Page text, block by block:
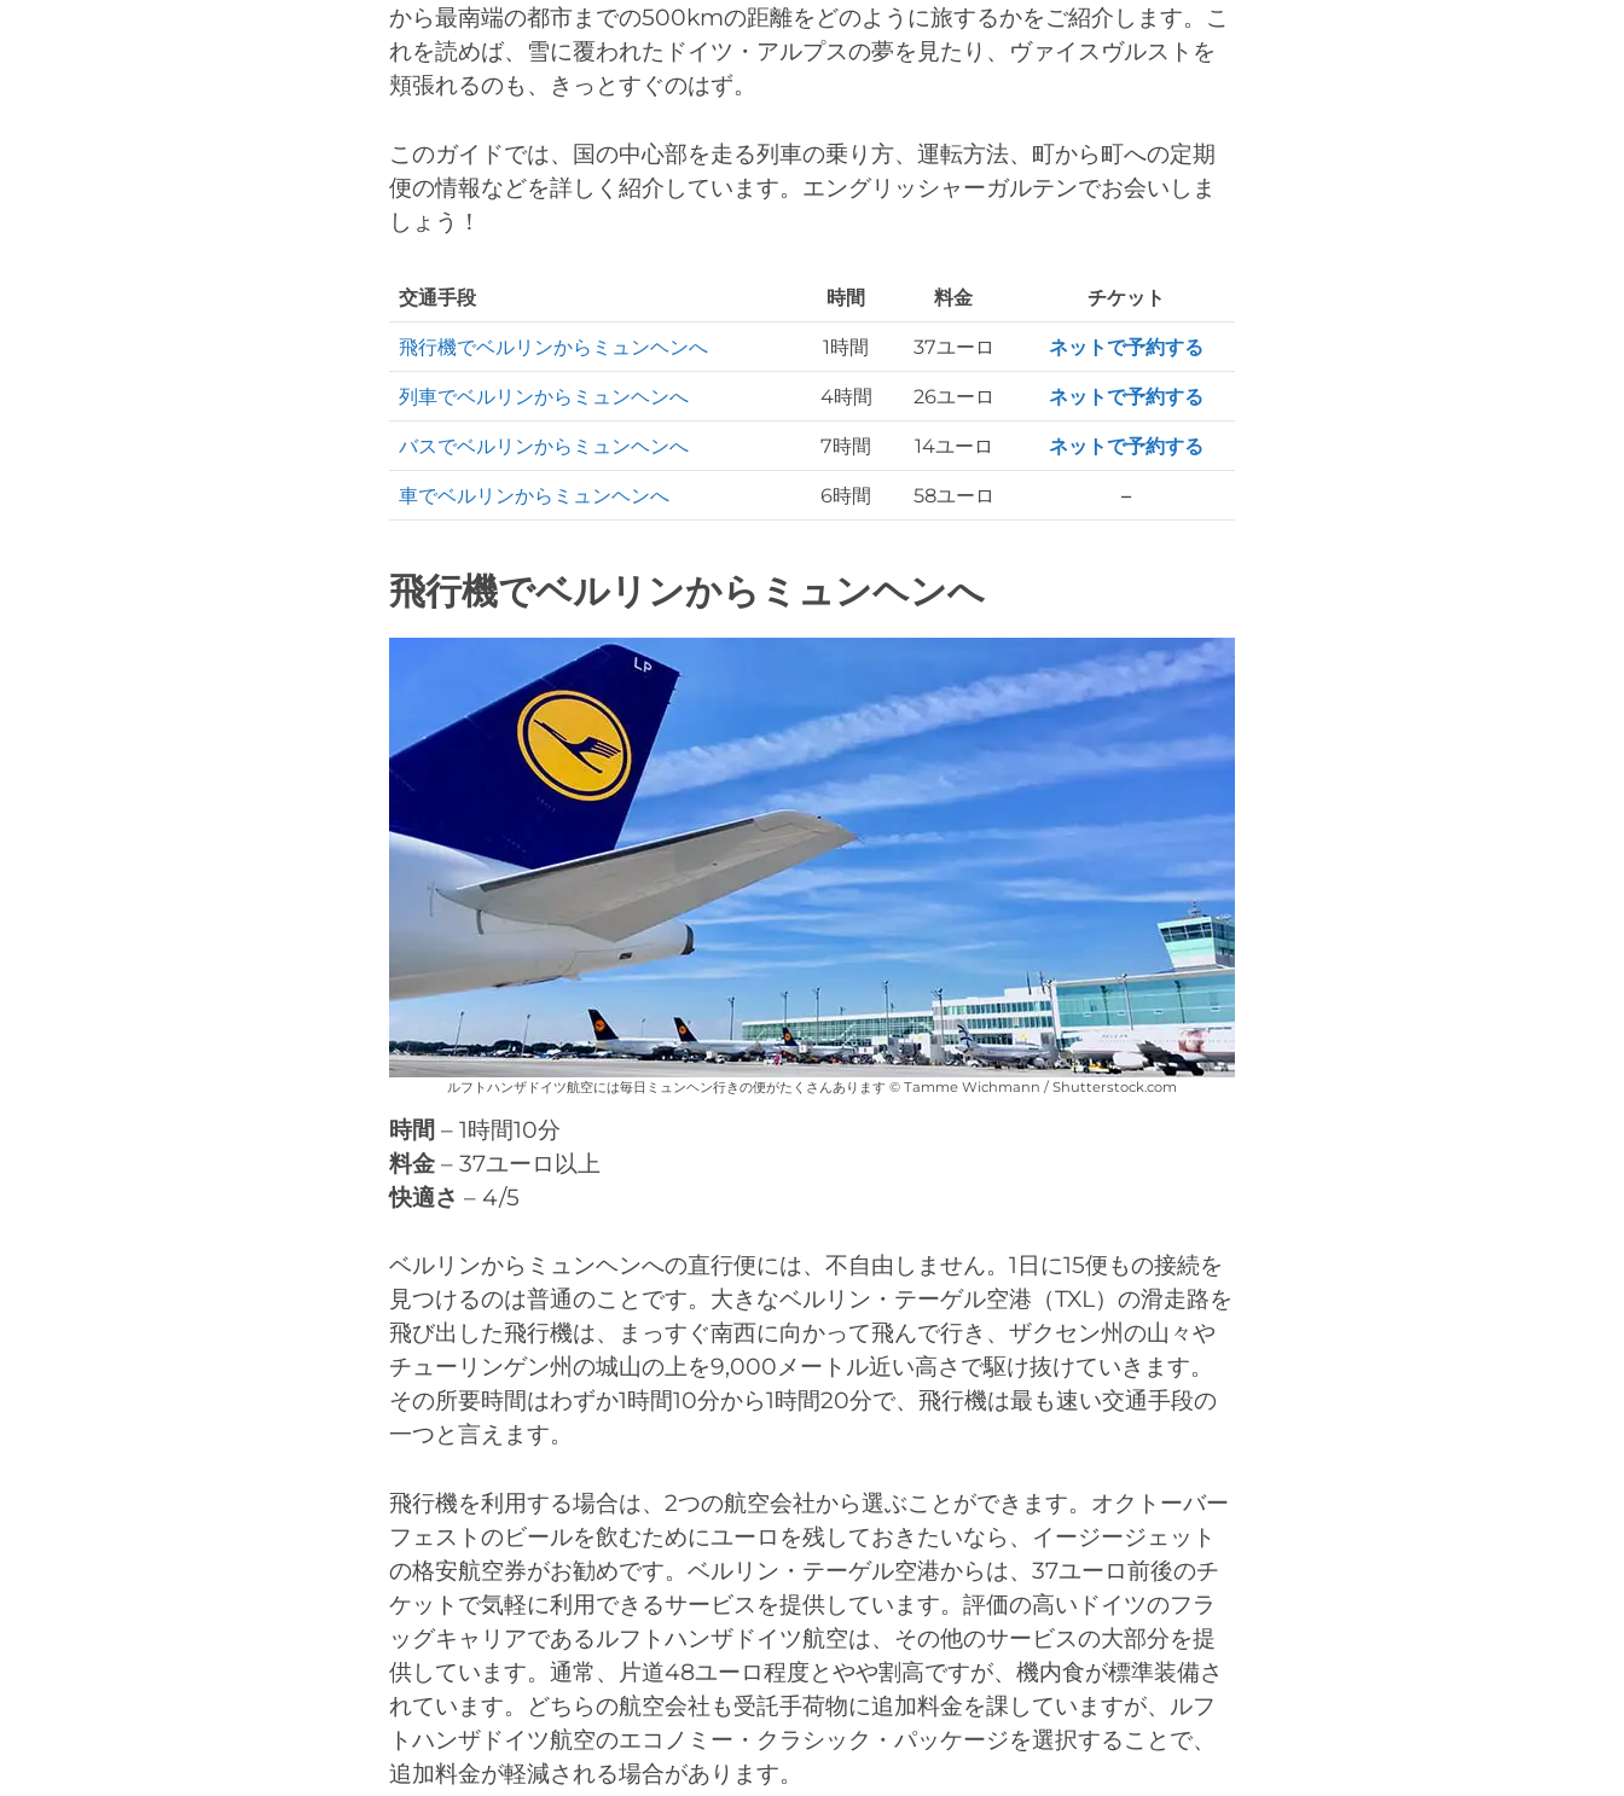
から最南端の都市までの500kmの距離をどのように旅するかをご紹介します。こ
れを読めば、雪に覆われたドイツ・アルプスの夢を見たり、ヴァイスヴルストを
頬張れるのも、きっとすぐのはず。
このガイドでは、国の中心部を走る列車の乗り方、運転方法、町から町への定期
便の情報などを詳しく紹介しています。エングリッシャーガルテンでお会いしま
しょう！
交通手段 時間 料金 チケット
飛行機でベルリンからミュンヘンへ 1時間 37ユーロ ネットで予約する
列車でベルリンからミュンヘンへ 4時間 26ユーロ ネットで予約する
バスでベルリンからミュンヘンへ 7時間 14ユーロ ネットで予約する
車でベルリンからミュンヘンへ 6時間 58ユーロ –
飛行機でベルリンからミュンヘンへ
ルフトハンザドイツ航空には毎日ミュンヘン行きの便がたくさんあります © Tamme Wichmann / Shutterstock.com
時間 – 1時間10分
料金 – 37ユーロ以上
快適さ – 4/5
ベルリンからミュンヘンへの直行便には、不自由しません。1日に15便もの接続を
見つけるのは普通のことです。大きなベルリン・テーゲル空港（TXL）の滑走路を
飛び出した飛行機は、まっすぐ南西に向かって飛んで行き、ザクセン州の山々や
チューリンゲン州の城山の上を9,000メートル近い高さで駆け抜けていきます。
その所要時間はわずか1時間10分から1時間20分で、飛行機は最も速い交通手段の
一つと言えます。
飛行機を利用する場合は、2つの航空会社から選ぶことができます。オクトーバー
フェストのビールを飲むためにユーロを残しておきたいなら、イージージェット
の格安航空券がお勧めです。ベルリン・テーゲル空港からは、37ユーロ前後のチ
ケットで気軽に利用できるサービスを提供しています。評価の高いドイツのフラ
ッグキャリアであるルフトハンザドイツ航空は、その他のサービスの大部分を提
供しています。通常、片道48ユーロ程度とやや割高ですが、機内食が標準装備さ
れています。どちらの航空会社も受託手荷物に追加料金を課していますが、ルフ
トハンザドイツ航空のエコノミー・クラシック・パッケージを選択することで、
追加料金が軽減される場合があります。